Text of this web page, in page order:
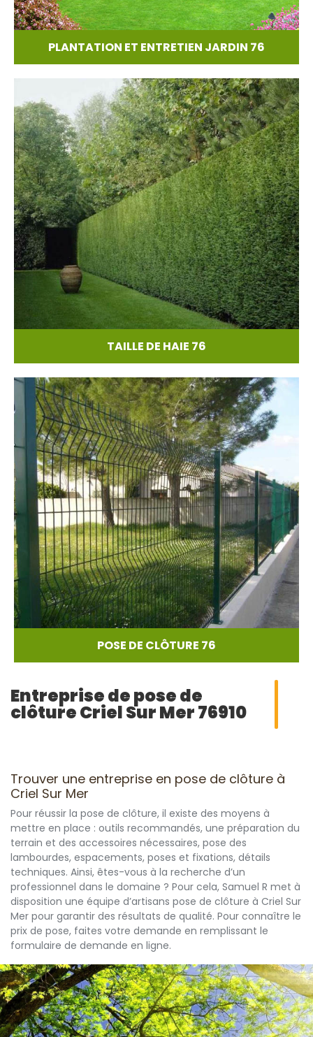
PLANTATION ET ENTRETIEN JARDIN 76
TAILLE DE HAIE 76
POSE DE CLÔTURE 76
Entreprise de pose de
clôture Criel Sur Mer 76910
Trouver une entreprise en pose de clôture à
Criel Sur Mer
Pour réussir la pose de clôture, il existe des moyens à
mettre en place : outils recommandés, une préparation du
terrain et des accessoires nécessaires, pose des
lambourdes, espacements, poses et fixations, détails
techniques. Ainsi, êtes-vous à la recherche d’un
professionnel dans le domaine ? Pour cela, Samuel R met à
disposition une équipe d’artisans pose de clôture à Criel Sur
Mer pour garantir des résultats de qualité. Pour connaître le
prix de pose, faites votre demande en remplissant le
formulaire de demande en ligne.